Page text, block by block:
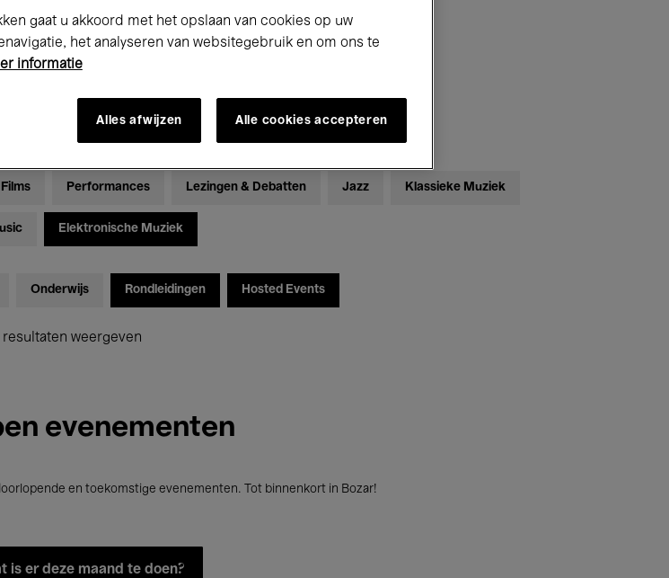
Films Performances Lezingen & Debatten Jazz Klassieke Muziek
Elektronische Muziek
Onderwijs Rondleidingen Hosted Events
resultaten weergeven
evenementen
en toekomstige evenementen. Tot binnenkort in Bozar!
is er deze maand te doen?
gaat u akkoord met het opslaan van cookies op uw
het analyseren van websitegebruik en om ons te
informatie
Alles afwijzen Alle cookies accepteren